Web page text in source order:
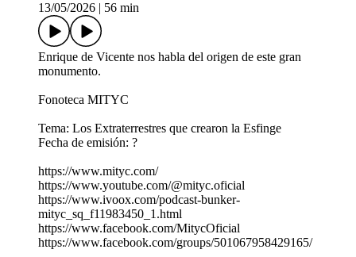
13/05/2026
56 min
Enrique de Vicente nos habla del origen de este gran
monumento.
Fonoteca MITYC
Tema: Los Extraterrestres que crearon la Esfinge
Fecha de emisión: ?
https://www.mityc.com/
https://www.youtube.com/@mityc.oficial
https://www.ivoox.com/podcast-bunker-
mityc_sq_f11983450_1.html
https://www.facebook.com/MitycOficial
https://www.facebook.com/groups/501067958429165/